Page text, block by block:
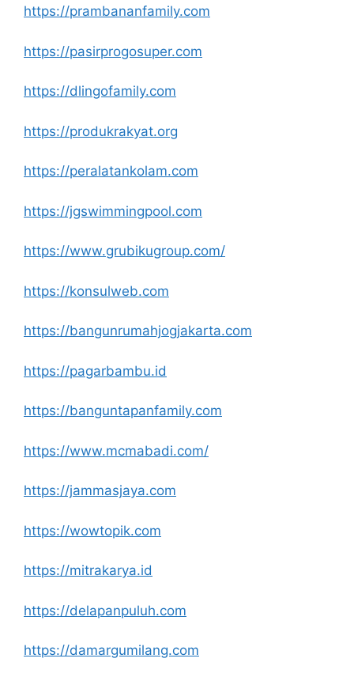
https://prambananfamily.com
https://pasirprogosuper.com
https://dlingofamily.com
https://produkrakyat.org
https://peralatankolam.com
https://jgswimmingpool.com
https://www.grubikugroup.com/
https://konsulweb.com
https://bangunrumahjogjakarta.com
https://pagarbambu.id
https://banguntapanfamily.com
https://www.mcmabadi.com/
https://jammasjaya.com
https://wowtopik.com
https://mitrakarya.id
https://delapanpuluh.com
https://damargumilang.com